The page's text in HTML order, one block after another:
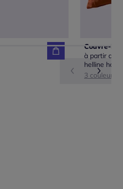
Couvre-lit
à partir de
helline home
3 couleurs